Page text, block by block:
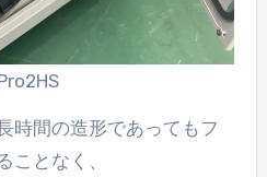
時間の造形であってもフ
ことなく、